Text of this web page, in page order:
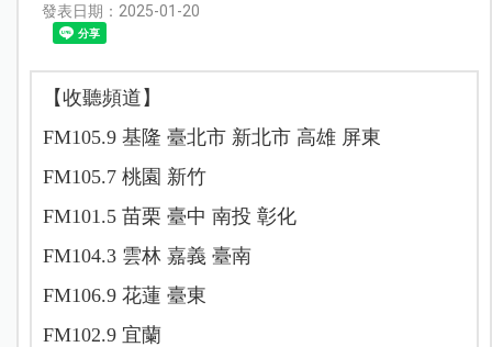
發表日期：2025-01-20
【收聽頻道】
FM105.9 基隆 臺北市 新北市 高雄 屏東
FM105.7 桃園 新竹
FM101.5 苗栗 臺中 南投 彰化
FM104.3 雲林 嘉義 臺南
FM106.9 花蓮 臺東
FM102.9 宜蘭